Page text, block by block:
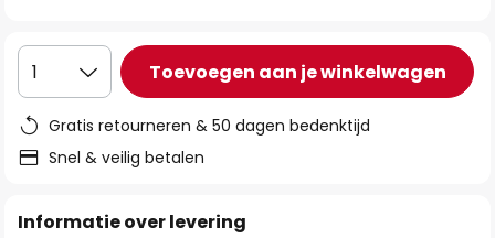
1 Toevoegen aan je winkelwagen
Gratis retourneren & 50 dagen bedenktijd
Snel & veilig betalen
Informatie over levering